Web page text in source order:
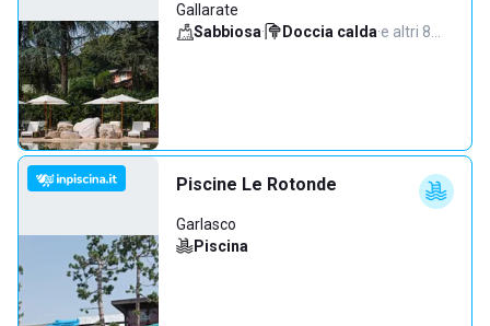
Gallarate
Sabbiosa· Doccia calda·e altri 8…
Piscine Le Rotonde
Garlasco
Piscina